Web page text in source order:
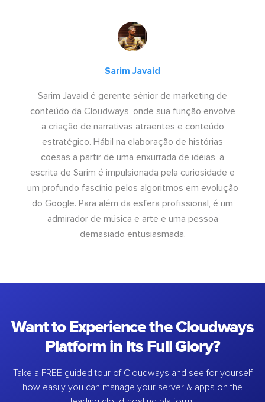
Sarim Javaid
Sarim Javaid é gerente sênior de marketing de
conteúdo da Cloudways, onde sua função envolve
a criação de narrativas atraentes e conteúdo
estratégico. Hábil na elaboração de histórias
coesas a partir de uma enxurrada de ideias, a
escrita de Sarim é impulsionada pela curiosidade e
um profundo fascínio pelos algoritmos em evolução
do Google. Para além da esfera profissional, é um
admirador de música e arte e uma pessoa
demasiado entusiasmada.
Want to Experience the Cloudways
Platform in Its Full Glory?
Take a FREE guided tour of Cloudways and see for yourself
how easily you can manage your server & apps on the